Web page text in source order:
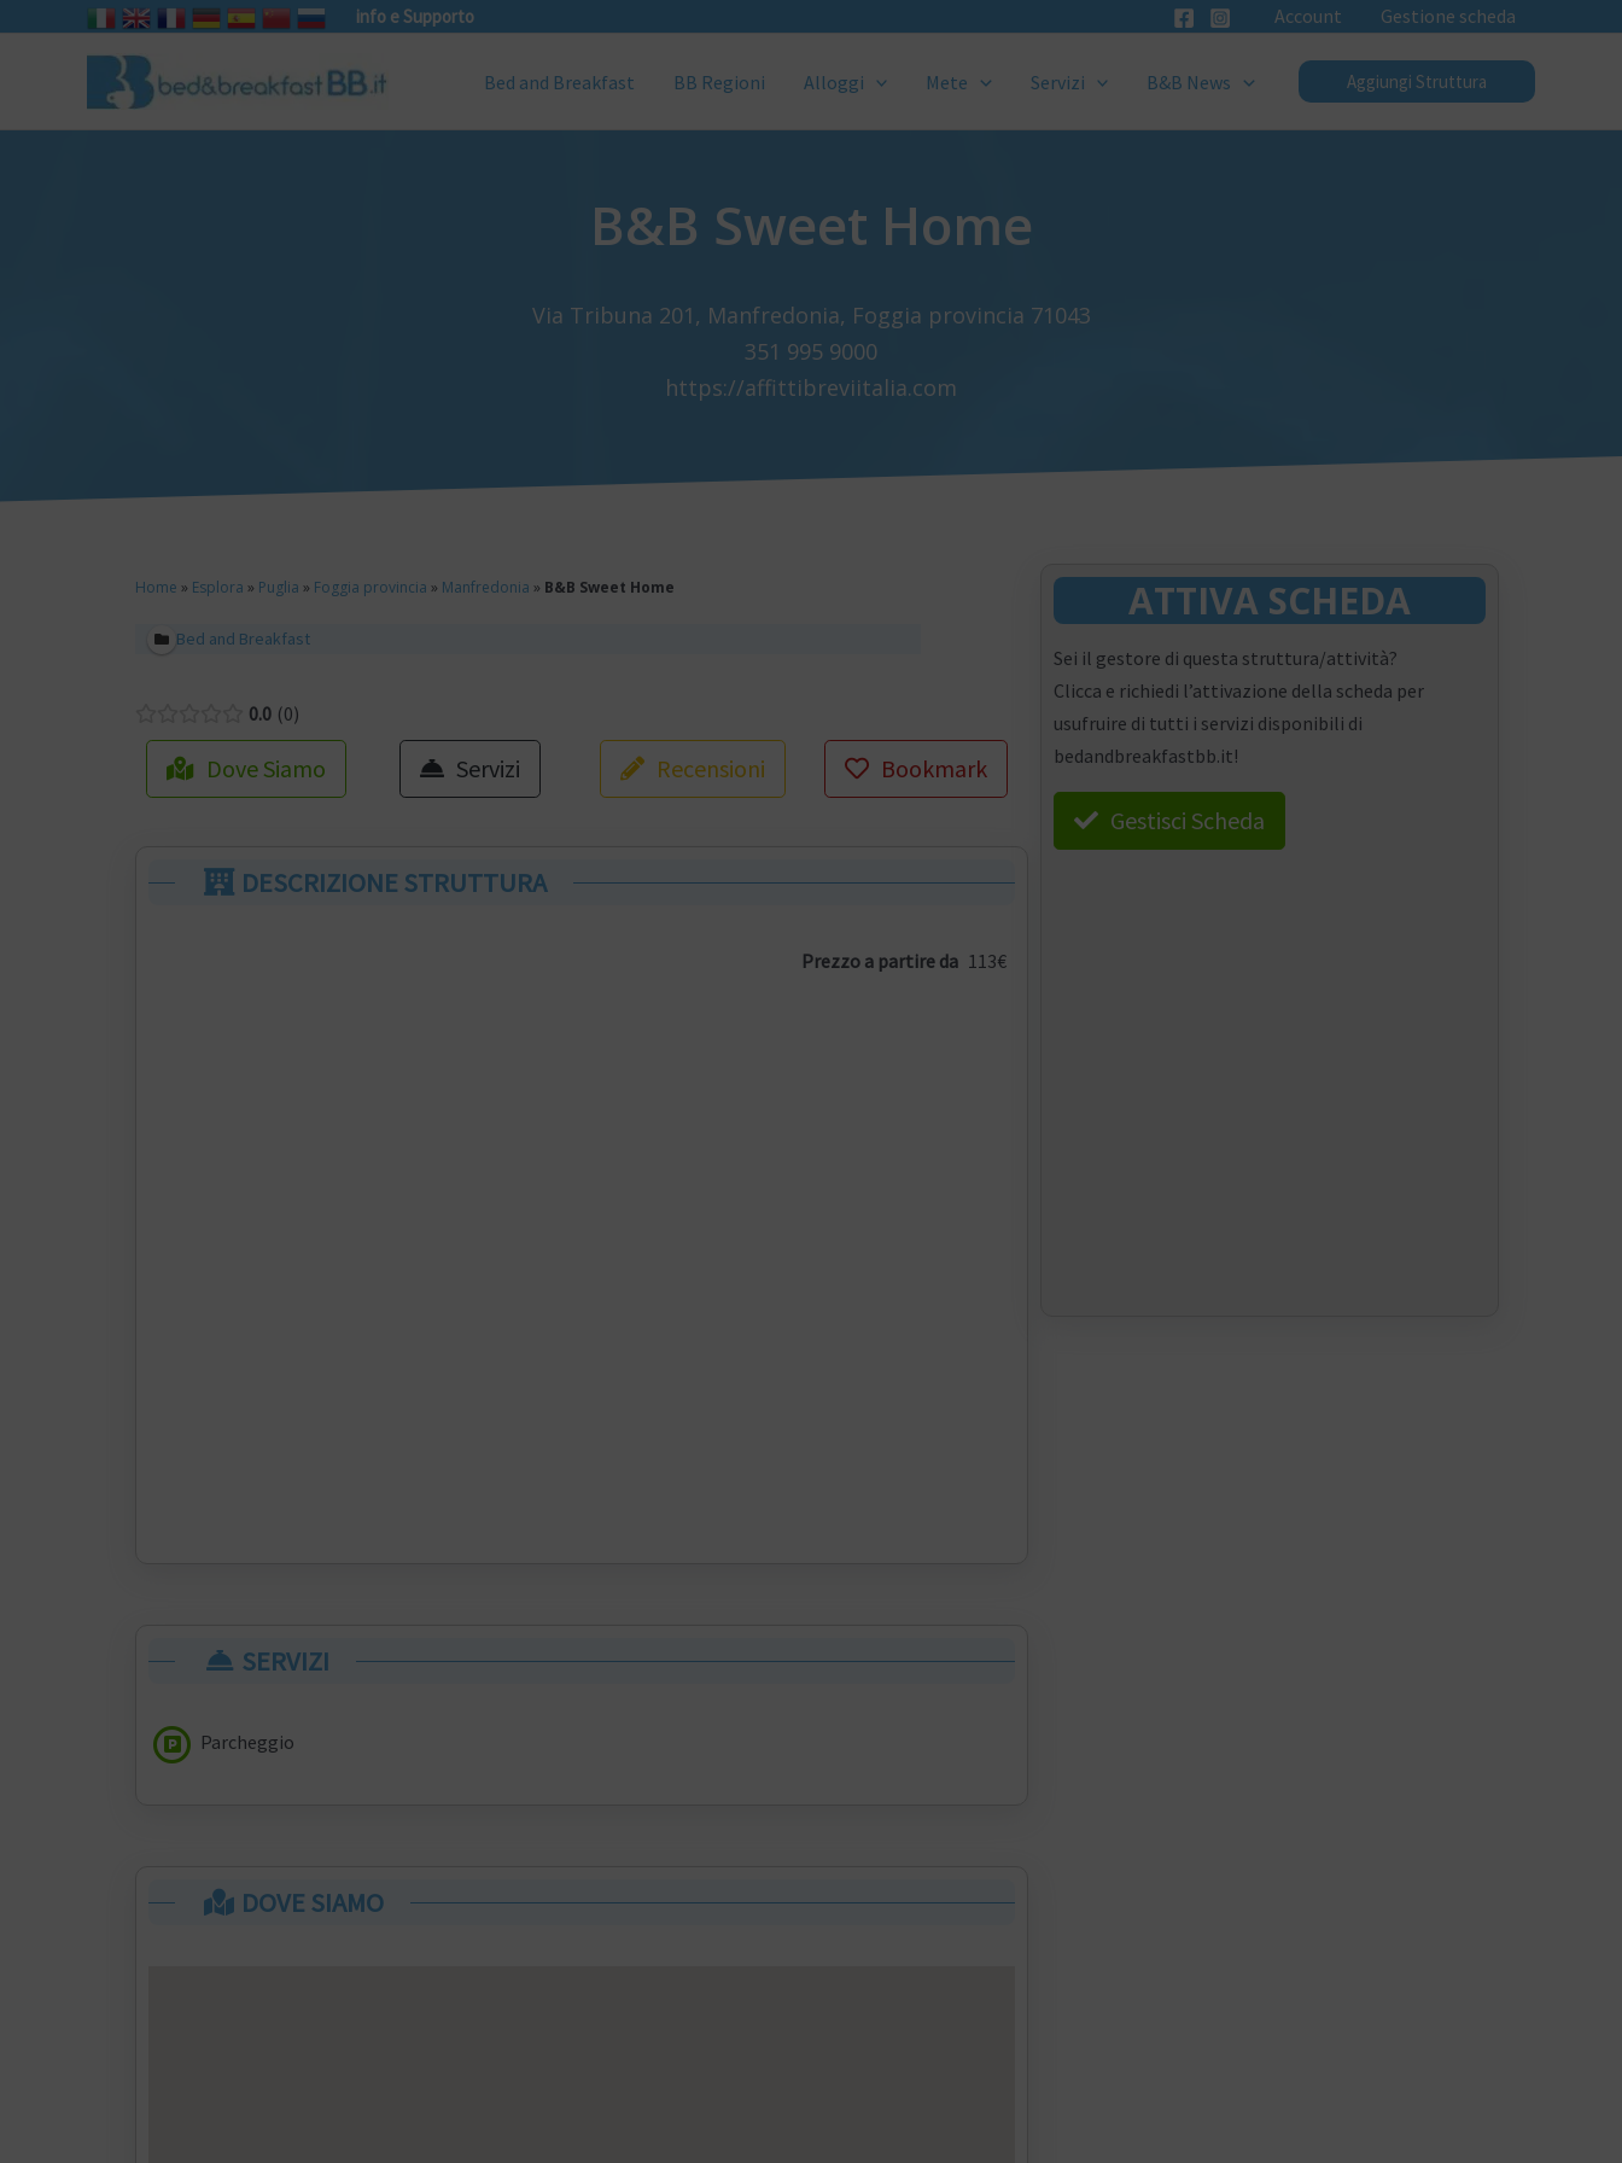
info e Supporto Account Gestione scheda
Bed and Breakfast BB Regioni Alloggi Mete Servizi B&B News Aggiungi Struttura
B&B Sweet Home
Via Tribuna 201, Manfredonia, Foggia provincia 71043
351 995 9000
https://affittibreviitalia.com
Home » Esplora » Puglia » Foggia provincia » Manfredonia » B&B Sweet Home
Bed and Breakfast
0.0 0
Dove Siamo Servizi Recensioni Bookmark
DESCRIZIONE STRUTTURA
Prezzo a partire da 113€
SERVIZI
Parcheggio
DOVE SIAMO
ATTIVA SCHEDA
Sei il gestore di questa struttura/attività?
Clicca e richiedi l’attivazione della scheda per
usufruire di tutti i servizi disponibili di
bedandbreakfastbb.it!
Gestisci Scheda